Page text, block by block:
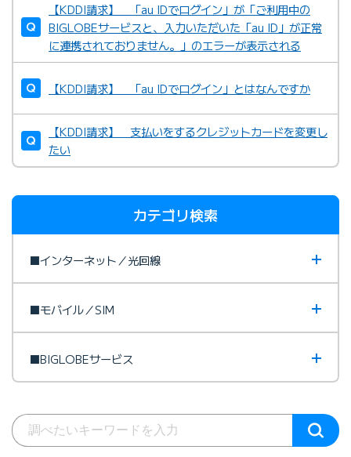
【KDDI請求】 「au IDでログイン」が「ご利用中の
BIGLOBEサービスと、入力いただいた「au ID」が正常
に連携されておりません。」のエラーが表示される
【KDDI請求】 「au IDでログイン」とはなんですか
【KDDI請求】 支払いをするクレジットカードを変更し
たい
カテゴリ検索
■インターネット／光回線
■モバイル／SIM
■BIGLOBEサービス